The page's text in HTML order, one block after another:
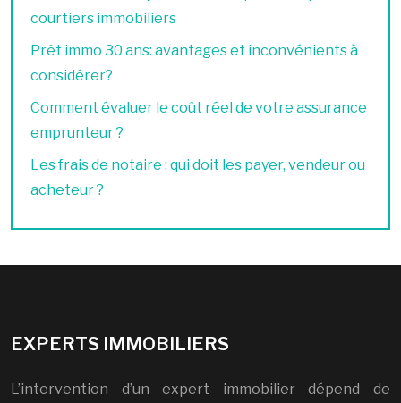
courtiers immobiliers
Prêt immo 30 ans: avantages et inconvénients à
considérer?
Comment évaluer le coût réel de votre assurance
emprunteur ?
Les frais de notaire : qui doit les payer, vendeur ou
acheteur ?
EXPERTS IMMOBILIERS
L’intervention d’un expert immobilier dépend de